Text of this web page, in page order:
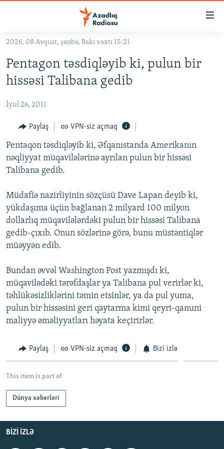
Əsas
qayıt
Əsas
qayıt
#İZAHLA
#ƏSLINDƏ
FƏRQƏ BAX
QANUNI DOĞRU
ARAŞDIRMA
VIDEO
FOTOQALEREYA
İNFOQRAFIKA
KARIKATURA
RADIO ARXIV
OXU ZALI
AZƏRBAYCAN ƏDƏBIYYATI KITABXANASI
İSLAM VƏ DEMOKRATIYA
İZ - MƏDƏNIYYƏT PROQRAMI
HAQQIMIZDA
MISSIYAMIZ
PEŞƏ ETIKASI VƏ JURNALISTIKA STANDARTLARIMIZ
MATERIALLARIMIZDAN ISTIFADƏ
AZADLIQRADIOSU MOBIL TELEFONUNUZDA
BIZIMLƏ ƏLAQƏ
XƏBƏR BÜLLETENLƏRIMIZ
BIZI IZLƏ
RFE/RL-in bütün saytları
2026, 08 Avqust, şənbə, Bakı vaxtı 15:21
Pentagon təsdiqləyib ki, pulun bir
hissəsi Talibana gedib
İyul 26, 2011
Paylaş VPN-siz açmaq
Pentaqon təsdiqləyib ki, Əfqanıstanda Amerikanın
nəqliyyat müqavilələrinə ayrılan pulun bir hissəsi
Talibana gedib.
Müdafiə nazirliyinin sözçüsü Dave Lapan deyib ki,
yükdaşıma üçün bağlanan 2 milyard 100 milyon
dollarlıq müqavilələrdəki pulun bir hissəsi Talibana
gedib-çıxıb. Onun sözlərinə görə, bunu müstəntiqlər
müəyyən edib.
Bundan əvvəl Washington Post yazmışdı ki,
müqavilədəki tərəfdaşlar ya Talibana pul verirlər ki,
təhlükəsizliklərini təmin etsinlər, ya da pul yuma,
pulun bir hissəsini geri qaytarma kimi qeyri-qanuni
maliyyə əməliyyatları həyata keçirirlər.
Paylaş VPN-siz açmaq Bizi izlə
This item is part of
Dünya xəbərləri
BIZI IZLƏ